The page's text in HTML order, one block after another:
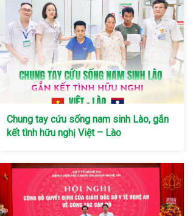
Chung tay cứu sống nam sinh Lào, gắn
kết tình hữu nghị Việt – Lào